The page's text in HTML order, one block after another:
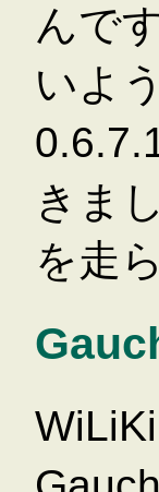
んで
いよ
きま
を走